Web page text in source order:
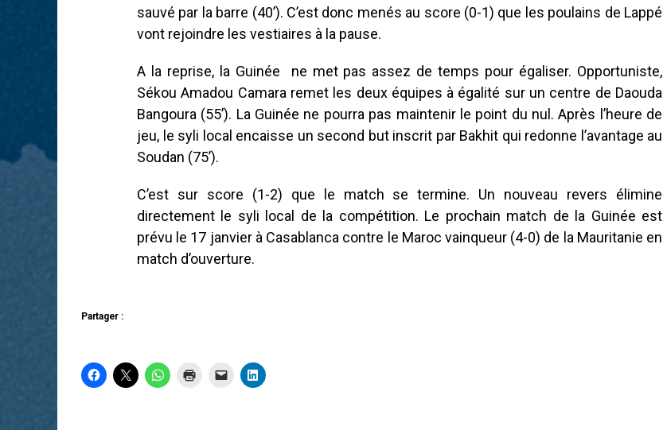
sauvé par la barre (40’). C’est donc menés au score (0-1) que les poulains de Lappé
vont rejoindre les vestiaires à la pause.
A la reprise, la Guinée ne met pas assez de temps pour égaliser. Opportuniste,
Sékou Amadou Camara remet les deux équipes à égalité sur un centre de Daouda
Bangoura (55’). La Guinée ne pourra pas maintenir le point du nul. Après l’heure de
jeu, le syli local encaisse un second but inscrit par Bakhit qui redonne l’avantage au
Soudan (75’).
C’est sur score (1-2) que le match se termine. Un nouveau revers élimine
directement le syli local de la compétition. Le prochain match de la Guinée est
prévu le 17 janvier à Casablanca contre le Maroc vainqueur (4-0) de la Mauritanie en
match d’ouverture.
Partager :